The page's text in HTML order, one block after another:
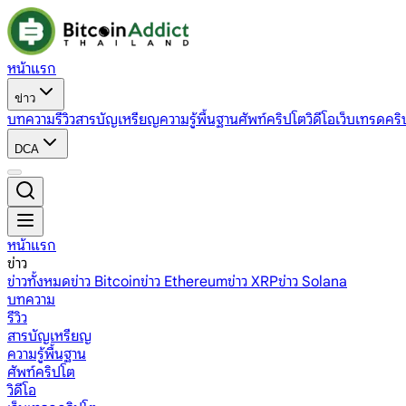
หน้าแรก
ข่าว
บทความรีวิวสารบัญเหรียญความรู้พื้นฐานศัพท์คริปโตวิดีโอเว็บเทรดค
DCA
หน้าแรก
ข่าว
ข่าวทั้งหมดข่าว Bitcoinข่าว Ethereumข่าว XRPข่าว Solana
บทความ
รีวิว
สารบัญเหรียญ
ความรู้พื้นฐาน
ศัพท์คริปโต
วิดีโอ